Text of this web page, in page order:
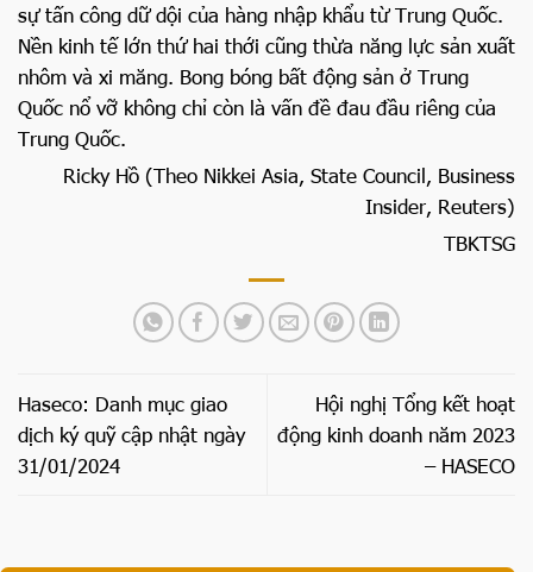
sự tấn công dữ dội của hàng nhập khẩu từ Trung Quốc.
Nền kinh tế lớn thứ hai thới cũng thừa năng lực sản xuất
nhôm và xi măng. Bong bóng bất động sản ở Trung
Quốc nổ vỡ không chỉ còn là vấn đề đau đầu riêng của
Trung Quốc.
Ricky Hồ (Theo Nikkei Asia, State Council, Business
Insider, Reuters)
TBKTSG
Haseco: Danh mục giao
dịch ký quỹ cập nhật ngày
31/01/2024
Hội nghị Tổng kết hoạt
động kinh doanh năm 2023
– HASECO